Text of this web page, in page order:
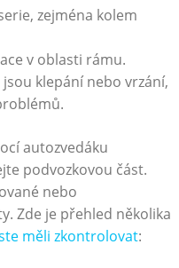
zejména kolem
v oblasti rámu.
klepání nebo vrzání,
autozvedáku
podvozkovou část.
nebo
Zde je ⁤přehled několika
měli ‍zkontrolovat: